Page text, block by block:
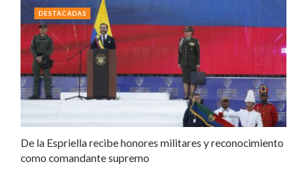
De la Espriella recibe honores militares y reconocimiento
como comandante supremo
DESTACADAS